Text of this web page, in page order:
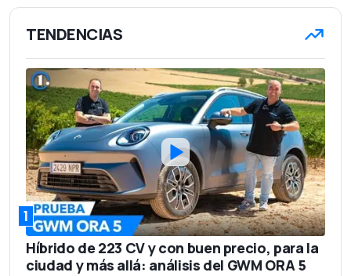
Peso en vacío
Número de asientos 5
Capacidad del maletero 510 l
Precio base 34.195 euros
TENDENCIAS
1
Híbrido de 223 CV y con buen precio, para la
ciudad y más allá: análisis del GWM ORA 5